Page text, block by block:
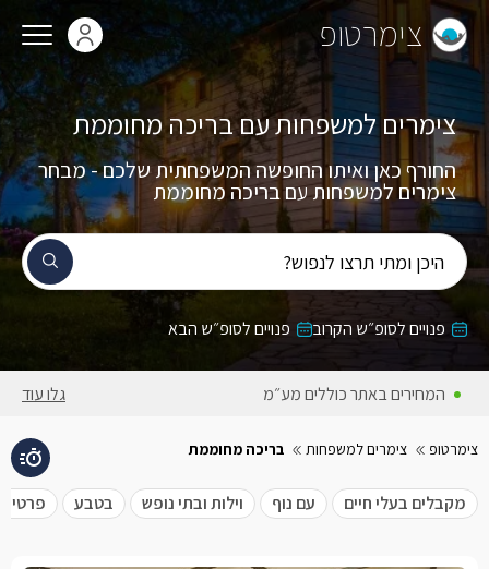
צימרטופ
היכן ומתי תרצו לנפוש?
צימרים למשפחות עם בריכה מחוממת
החורף כאן ואיתו החופשה המשפחתית שלכם - מבחר
צימרים למשפחות עם בריכה מחוממת
פנויים לסופ״ש הקרוב פנויים לסופ״ש הבא
המחירים באתר כוללים מע״מ גלו עוד
צימרטופ צימרים למשפחות בריכה מחוממת
מקבלים בעלי חיים עם נוף וילות ובתי נופש בטבע